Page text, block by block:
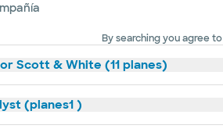
By searching you agree to
Scott & White (11 planes)
(planes1 )